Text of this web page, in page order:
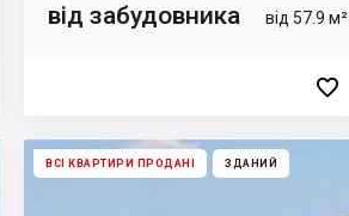
від 57.9 м²
від забудовника

ВСІ КВАРТИРИ ПРОДАНІ ЗДАНИЙ